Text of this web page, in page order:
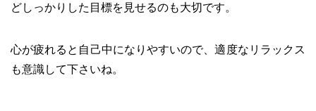
どしっかりした目標を見せるのも大切です。
心が疲れると自己中になりやすいので、適度なリラックス
も意識して下さいね。